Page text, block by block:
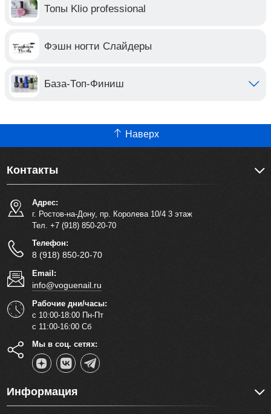
Топы Klio professional
Фэшн ногти Слайдеры
База-Топ-Финиш
Наверх
Контакты
Адрес:
г. Ростов-на-Дону, пр. Королева 10/4 3 этаж
Тел. +7 (918) 850-20-70
Телефон:
8 (918) 850-20-70
Email:
info@voguenail.ru
Рабочие дни/часы:
с 10:00-18:00 Пн-Пт
с 11:00-16:00 Сб
Мы в соц. сетях:
Информация